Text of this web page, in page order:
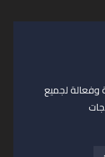
وفعالة لجميع